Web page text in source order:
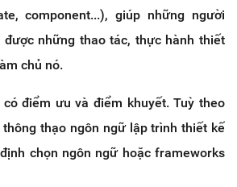
component...), giúp những người
được những thao tác, thực hành thiết
chủ nó.
điểm ưu và điểm khuyết. Tuỳ theo
thạo ngôn ngữ lập trình thiết kế
chọn ngôn ngữ hoặc frameworks